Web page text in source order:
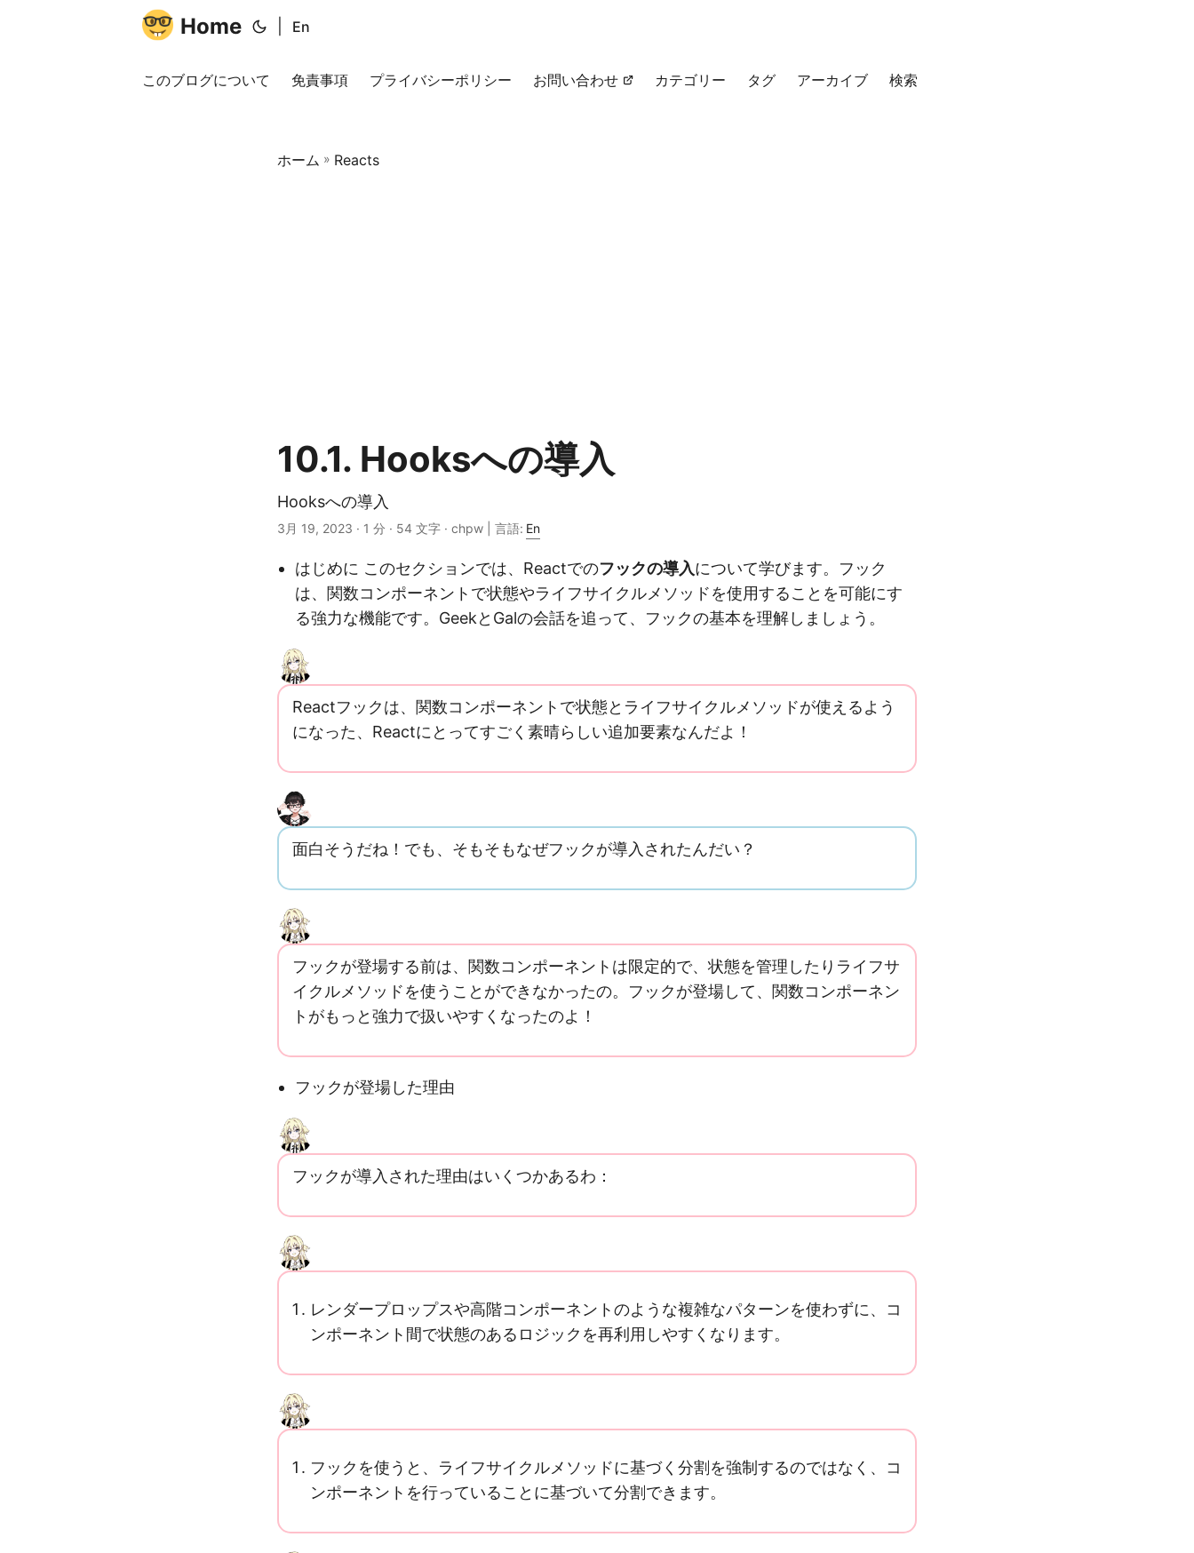
Home En
このブログについて 免責事項 プライバシーポリシー お問い合わせ カテゴリー タグ アーカイブ 検索
ホーム » Reacts
10.1. Hooksへの導入
Hooksへの導入
3月 19, 2023 · 1 分 · 54 文字 · chpw | 言語: En
はじめに このセクションでは、Reactでのフックの導入について学びます。フック
は、関数コンポーネントで状態やライフサイクルメソッドを使用することを可能にす
る強力な機能です。GeekとGalの会話を追って、フックの基本を理解しましょう。
Reactフックは、関数コンポーネントで状態とライフサイクルメソッドが使えるよう
になった、Reactにとってすごく素晴らしい追加要素なんだよ！
面白そうだね！でも、そもそもなぜフックが導入されたんだい？
フックが登場する前は、関数コンポーネントは限定的で、状態を管理したりライフサ
イクルメソッドを使うことができなかったの。フックが登場して、関数コンポーネン
トがもっと強力で扱いやすくなったのよ！
フックが登場した理由
フックが導入された理由はいくつかあるわ：
レンダープロップスや高階コンポーネントのような複雑なパターンを使わずに、コ
ンポーネント間で状態のあるロジックを再利用しやすくなります。
フックを使うと、ライフサイクルメソッドに基づく分割を強制するのではなく、コ
ンポーネントを行っていることに基づいて分割できます。